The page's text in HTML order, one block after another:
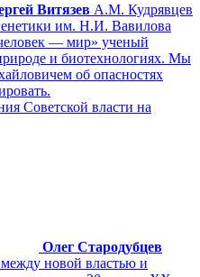
Витязев А.М. Кудрявцев
им. Н.И. Вавилова
— мир» ученый
и биотехнологиях. Мы
об опасностях
Советской власти на
Олег Стародубцев
новой властью и